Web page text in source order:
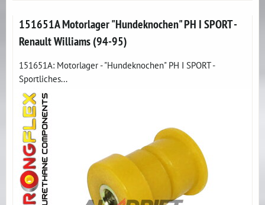
151651A Motorlager "Hundeknochen" PH I SPORT -
Renault Williams (94-95)
151651A: Motorlager - "Hundeknochen" PH I SPORT -
Sportliches...